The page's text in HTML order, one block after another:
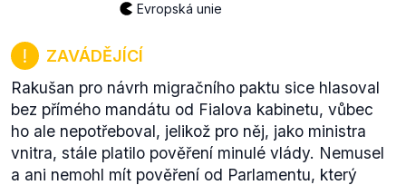
Evropská unie
ZAVÁDĚJÍCÍ
Rakušan pro návrh migračního paktu sice hlasoval
bez přímého mandátu od Fialova kabinetu, vůbec
ho ale nepotřeboval, jelikož pro něj, jako ministra
vnitra, stále platilo pověření minulé vlády. Nemusel
a ani nemohl mít pověření od Parlamentu, který